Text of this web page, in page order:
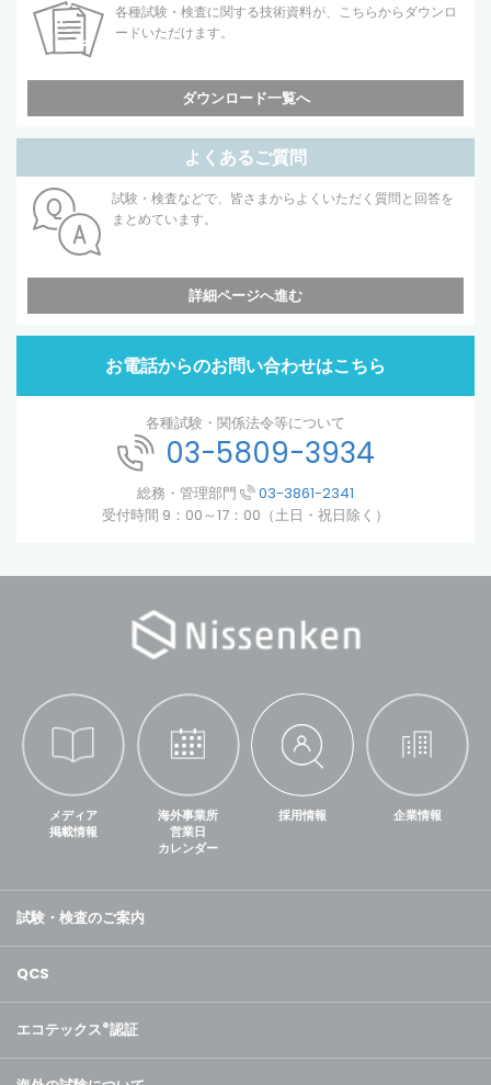
各種試験・検査に関する技術資料が、こちらからダウンロ
ードいただけます。
ダウンロード一覧へ
よくあるご質問
試験・検査などで、皆さまからよくいただく質問と回答を
まとめています。
詳細ページへ進む
お電話からのお問い合わせはこちら
各種試験・関係法令等について
03-5809-3934
総務・管理部門
03-3861-2341
受付時間 9：00～17：00（土日・祝日除く）
メディア
掲載情報
海外事業所
営業日
カレンダー
採用情報 企業情報
試験・検査のご案内
QCS
エコテックス®認証